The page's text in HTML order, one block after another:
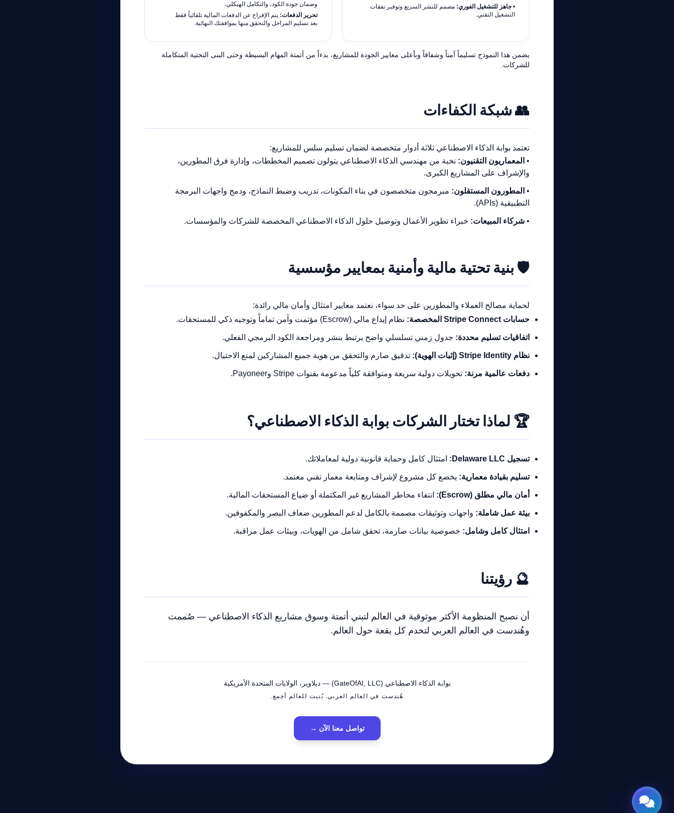
• جاهز للتشغيل الفوري: مصمم للنشر السريع وتوفير نفقات
التشغيل التقني.
وضمان جودة الكود، والتكامل الهيكلي.
تحرير الدفعات: يتم الإفراج عن الدفعات المالية تلقائياً فقط
بعد تسليم المراحل والتحقق منها بموافقتك النهائية.
يضمن هذا النموذج تسليماً آمناً وشفافاً وبأعلى معايير الجودة للمشاريع، بدءاً من أتمتة المهام البسيطة وحتى البنى التحتية المتكاملة
للشركات.
👥 شبكة الكفاءات
تعتمد بوابة الذكاء الاصطناعي ثلاثة أدوار متخصصة لضمان تسليم سلس للمشاريع:
• المعماريون التقنيون: نخبة من مهندسي الذكاء الاصطناعي يتولون تصميم المخططات، وإدارة فرق المطورين،
والإشراف على المشاريع الكبرى.
• المطورون المستقلون: مبرمجون متخصصون في بناء المكونات، تدريب وضبط النماذج، ودمج واجهات البرمجة
التطبيقية (APIs).
• شركاء المبيعات: خبراء تطوير الأعمال وتوصيل حلول الذكاء الاصطناعي المخصصة للشركات والمؤسسات.
🛡️ بنية تحتية مالية وأمنية بمعايير مؤسسية
لحماية مصالح العملاء والمطورين على حد سواء، نعتمد معايير امتثال وأمان مالي رائدة:
حسابات Stripe Connect المخصصة:
نظام إيداع مالي (Escrow) مؤتمت وآمن تماماً وتوجيه ذكي للمستحقات.
اتفاقيات تسليم محددة: جدول زمني تسلسلي واضح يرتبط بنشر ومراجعة الكود البرمجي الفعلي.
نظام Stripe Identity (إثبات الهوية): تدقيق صارم والتحقق من هوية جميع المشاركين لمنع الاحتيال.
دفعات عالمية مرنة: تحويلات دولية سريعة ومتوافقة كلياً مدعومة بقنوات Stripe وPayoneer.
🏆 لماذا تختار الشركات بوابة الذكاء الاصطناعي؟
تسجيل Delaware LLC: امتثال كامل وحماية قانونية دولية لمعاملاتك.
تسليم بقيادة معمارية: يخضع كل مشروع لإشراف ومتابعة معمار تقني معتمد.
أمان مالي مطلق (Escrow): انتفاء مخاطر المشاريع غير المكتملة أو ضياع المستحقات المالية.
بيئة عمل شاملة: واجهات وتوثيقات مصممة بالكامل لدعم المطورين ضعاف البصر والمكفوفين.
امتثال كامل وشامل: خصوصية بيانات صارمة، تحقق شامل من الهويات، وبيئات عمل مراقبة.
🔮 رؤيتنا
أن نصبح المنظومة الأكثر موثوقية في العالم لتبني أتمتة وسوق مشاريع الذكاء الاصطناعي — صُممت
وهُندست في العالم العربي لتخدم كل بقعة حول العالم.
بوابة الذكاء الاصطناعي (GateOfAI, LLC) — ديلاوير، الولايات المتحدة الأمريكية
هُندست في العالم العربي. بُنيت للعالم أجمع.
تواصل معنا الآن →